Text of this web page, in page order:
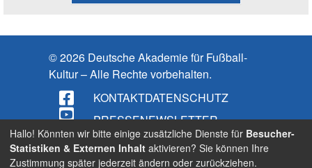
© 2026 Deutsche Akademie für Fußball-
Kultur – Alle Rechte vorbehalten.
KONTAKTDATENSCHUTZ
PRESSENEWSLETTER
IMPRESSUM
BARRIEREFREIHEIT
Hallo! Könnten wir bitte einige zusätzliche Dienste für Besucher-
Statistiken & Externen Inhalt aktivieren? Sie können Ihre
Zustimmung später jederzeit ändern oder zurückziehen.